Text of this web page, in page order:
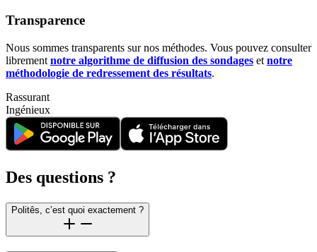
Transparence
Nous sommes transparents sur nos méthodes. Vous pouvez consulter
librement notre algorithme de diffusion des sondages et notre
méthodologie de redressement des résultats.
Rassurant
Ingénieux
Des questions ?
Politês, c’est quoi exactement ?